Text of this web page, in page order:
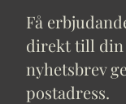
Få
direkt till din
nyhetsbrev
postadress.